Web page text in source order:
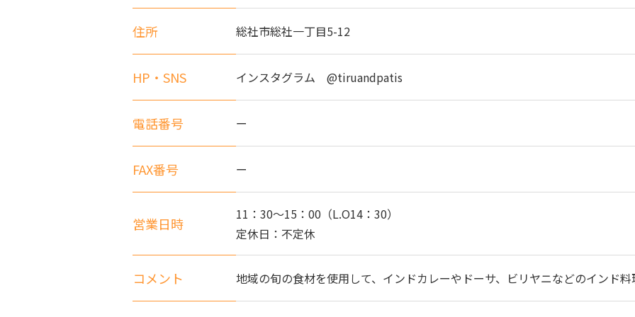
住所 総社市総社一丁目5-12
HP・SNS インスタグラム @tiruandpatis
電話番号 ー
FAX番号 ー
営業日時
11：30～15：00（L.O14：30）
定休日：不定休
コメント 地域の旬の食材を使用して、インドカレーやドーサ、ビリヤニなどのインド料